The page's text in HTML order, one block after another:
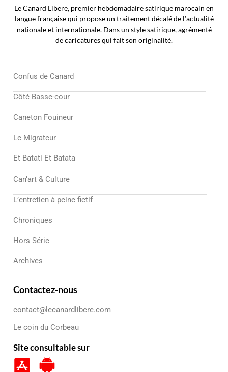
Le Canard Libere, premier hebdomadaire satirique marocain en
langue française qui propose un traitement décalé de l’actualité
nationale et internationale. Dans un style satirique, agrémenté
de caricatures qui fait son originalité.
Confus de Canard
Côté Basse-cour
Caneton Fouineur
Le Migrateur
Et Batati Et Batata
Can’art & Culture
L’entretien à peine fictif
Chroniques
Hors Série
Archives
Contactez-nous
contact@lecanardlibere.com
Le coin du Corbeau
Site consultable sur